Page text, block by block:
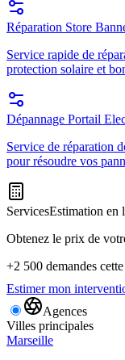
Réparation Store
Service rapide de
protection solaire et
Dépannage Portail
Service de réparation
pour résoudre vos
ServicesEstimation en
Obtenez le prix de
+2 500 demandes
Estimer mon
Agences
Villes principales
Marseille